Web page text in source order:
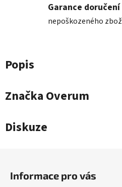
Garance doručení
nepoškozeného
Popis
Značka Overum
Diskuze
Informace pro vás